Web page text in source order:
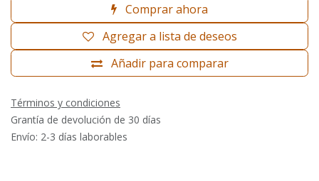
Comprar ahora
Añadir para comparar
Agregar a lista de deseos
Términos y condiciones
Grantía de devolución de 30 días
Envío: 2-3 días laborables